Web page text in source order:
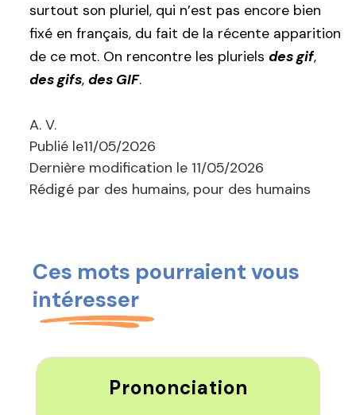
surtout son pluriel, qui n’est pas encore bien
fixé en français, du fait de la récente apparition
de ce mot. On rencontre les pluriels des gif,
des gifs, des GIF.
A. V.
Publié le11/05/2026
Dernière modification le 11/05/2026
Rédigé par des humains, pour des humains
Ces mots pourraient vous
intéresser
Prononciation